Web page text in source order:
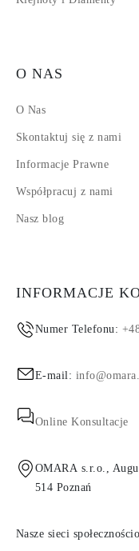
O NAS
O Nas
Skontaktuj się z nami
Informacje Prawne
Współpracuj z nami
Nasz blog
INFORMACJE
Numer Telefonu:
E-mail:
Online Konsultacje
OMARA s.r.o.,
514 Poznań
Nasze sieci